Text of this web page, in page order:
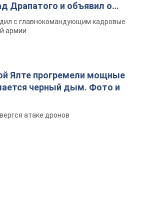
Драпатого и объявил о
с главнокомандующим кадровые
армии
Ялте прогремели мощные
черный дым. Фото и
атаке дронов